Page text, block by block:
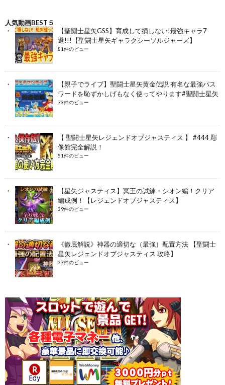
人気動画BEST５
【聖闘士星矢GSS】育成して損しない!最強キャラ7
選!!!【聖闘士星矢ギャラクシーソルジャーズ】
81件のビュー
【親子でライブ】聖闘士星矢黄金伝説 有名な最強パス
ワードを恥ずかしげもなく使ってやります#聖闘士星矢
73件のビュー
【 聖闘士星矢レジェンドオブジャスティス 】 #444 彫
像館完全解説！
51件のビュー
【星矢ジャスティス】冥王の試練・シオン編！クリア
編成例！【レジェンドオブジャスティス】
39件のビュー
《徹底解説》神器の適切な（最強）配置方法 【聖闘士
星矢レジェンドオブジャスティス 攻略】
37件のビュー